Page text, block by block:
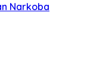
Narkoba